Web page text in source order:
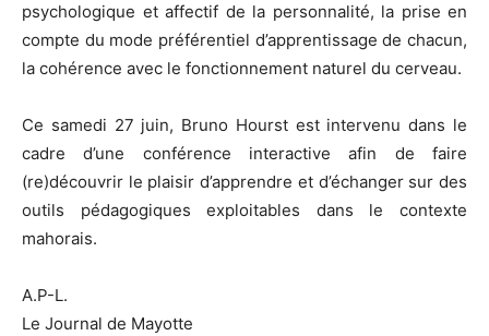
psychologique et affectif de la personnalité, la prise en
compte du mode préférentiel d’apprentissage de chacun,
la cohérence avec le fonctionnement naturel du cerveau.
Ce samedi 27 juin, Bruno Hourst est intervenu dans le
cadre d’une conférence interactive afin de faire
(re)découvrir le plaisir d’apprendre et d’échanger sur des
outils pédagogiques exploitables dans le contexte
mahorais.
A.P-L.
Le Journal de Mayotte